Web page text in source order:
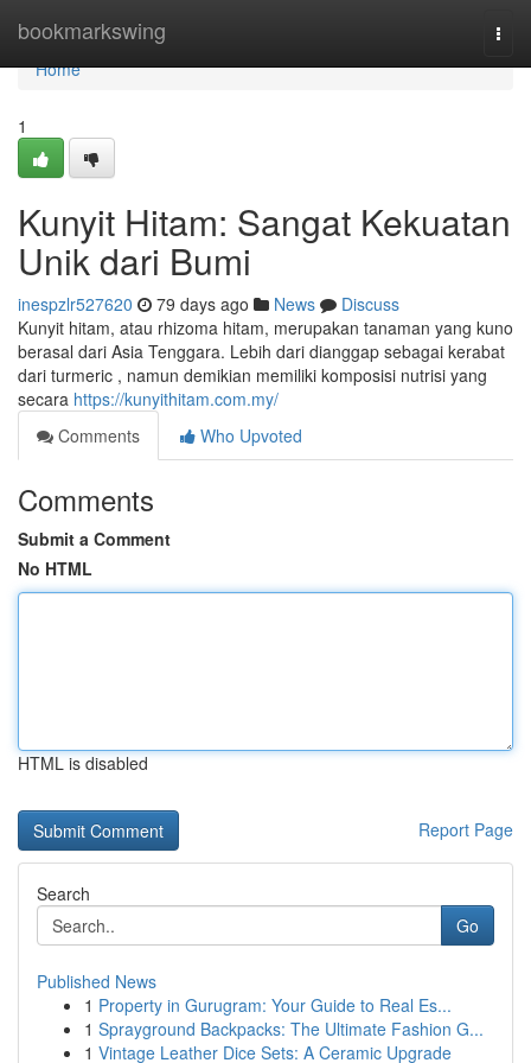
bookmarkswing
Home
Home
1
Kunyit Hitam: Sangat Kekuatan
Unik dari Bumi
inespzlr527620 79 days ago News
Discuss
Kunyit hitam, atau rhizoma hitam, merupakan tanaman yang kuno
berasal dari Asia Tenggara. Lebih dari dianggap sebagai kerabat
dari turmeric , namun demikian memiliki komposisi nutrisi yang
secara https://kunyithitam.com.my/
Comments
Who Upvoted
Comments
Submit a Comment
No HTML
HTML is disabled
Report Page
Search
Go
Published News
1 Property in Gurugram: Your Guide to Real Es...
1 Sprayground Backpacks: The Ultimate Fashion G...
1 Vintage Leather Dice Sets: A Ceramic Upgrade